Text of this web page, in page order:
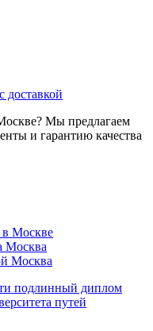
доставкой
Мы предлагаем
и гарантию качества
в Москве
Москва
Москва
подлинный диплом
путей